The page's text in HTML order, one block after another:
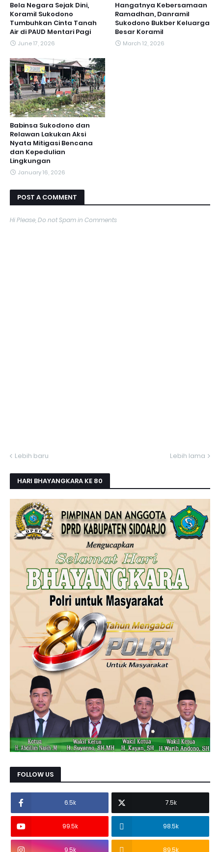
Bela Negara Sejak Dini,
Koramil Sukodono
Tumbuhkan Cinta Tanah
Air di PAUD Mentari Pagi
June 17, 2026
Hangatnya Kebersamaan
Ramadhan, Danramil
Sukodono Bukber Keluarga
Besar Koramil
March 12, 2026
Babinsa Sukodono dan
Relawan Lakukan Aksi
Nyata Mitigasi Bencana
dan Kepedulian
Lingkungan
January 16, 2026
POST A COMMENT
Hi Please, Do not Spam in Comments
Lebih baru Lebih lama
HARI BHAYANGKARA KE 80
FOLLOW US
6.5k 7.5k
99.5k 98.5k
9.5k 89.5k